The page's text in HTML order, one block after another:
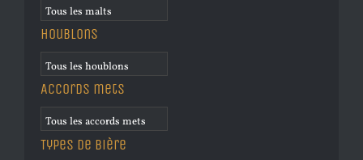
Houblons
Accords mets
Types de bière